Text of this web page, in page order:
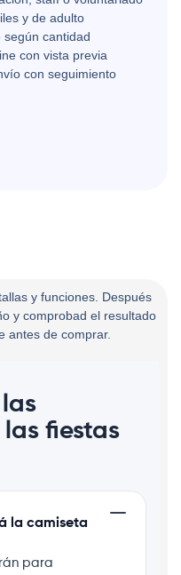
y de adulto
según cantidad
con vista previa
con seguimiento
y funciones. Después
y comprobad el resultado
antes de comprar.
fiestas
la camiseta
para